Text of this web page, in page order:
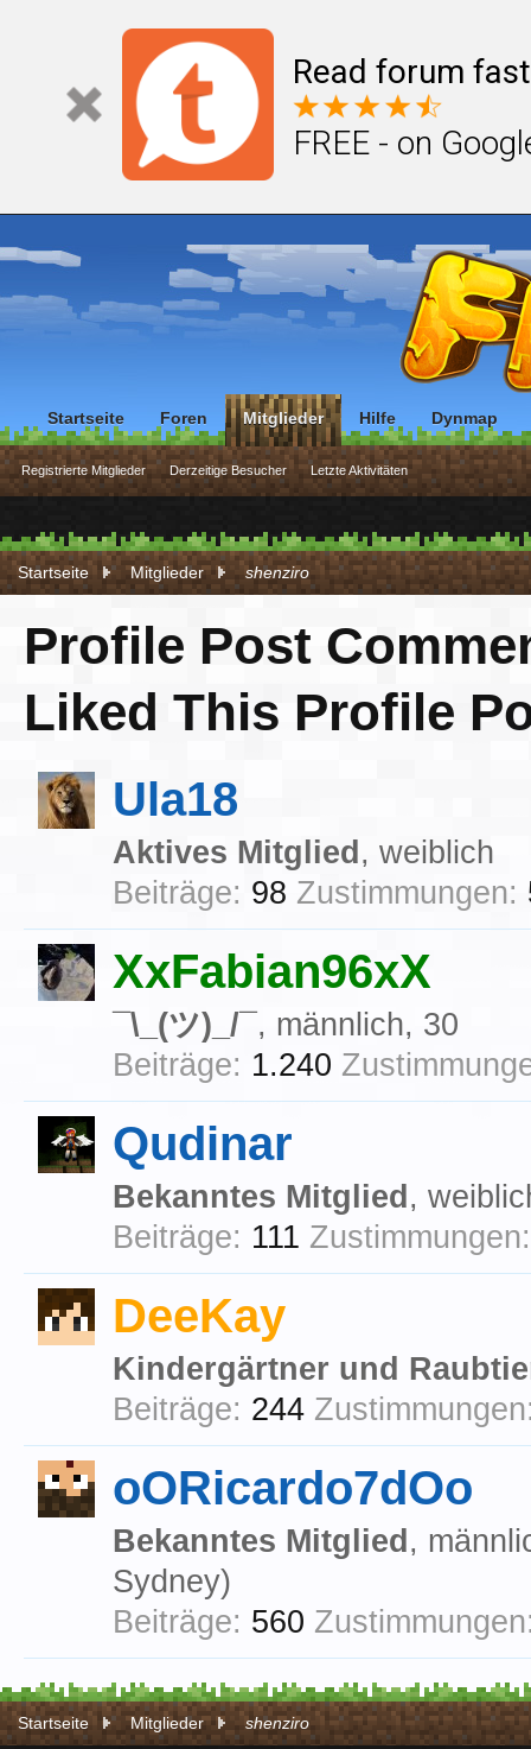
Read forum
FREE - on
Startseite Mitglieder shenziro
Profile Post
Liked This Profile
Ula18
Aktives Mitglied , weiblich
Beiträge: 98 Zustimmungen:
XxFabian96xX
¯\_(ツ)_/¯, männlich, 30
Beiträge: 1.240
Qudinar
Bekanntes Mitglied ,
Beiträge: 111 Zustimmungen:
DeeKay
Kindergärtner und
Beiträge: 244
oORicardo7dOo
Bekanntes Mitglied ,
Sydney)
Beiträge: 560
Startseite Mitglieder shenziro
Startseite Foren Mitglieder
Registrierte Mitglieder Derzeitige Besucher Letzte Aktivitäten
Hilfe Dynmap